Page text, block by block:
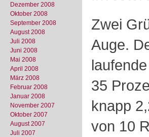
Dezember 2008
Oktober 2008
September 2008
August 2008
Juli 2008
Juni 2008
Mai 2008
April 2008
März 2008
Februar 2008
Januar 2008
November 2007
Oktober 2007
August 2007
Juli 2007
Zwei
Auge.
35
knapp
von 10